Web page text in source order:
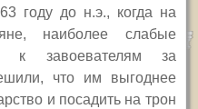
году до н.э., когда на
наиболее слабые
к завоевателям за
что им выгоднее
и посадить на трон